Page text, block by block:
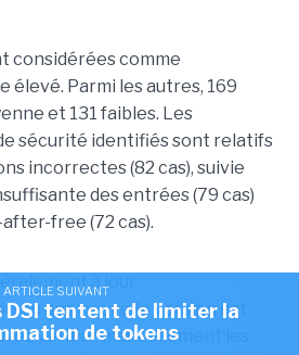
considérées comme
élevé. Parmi les autres, 169
et 131 faibles. Les
sécurité identifiés sont relatifs
incorrectes (82 cas), suivie
des entrées (79 cas)
free (72 cas).
à jour
nouvelle version est
vérifier manuellement les
ARTICLE SUIVANT
DSI tentent de limiter la
de tokens